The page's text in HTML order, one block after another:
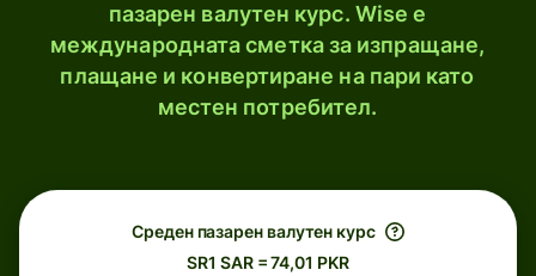
пазарен валутен курс. Wise е
международната сметка за изпращане,
плащане и конвертиране на пари като
местен потребител.
Среден пазарен валутен курс
SR1 SAR = 74,01 PKR